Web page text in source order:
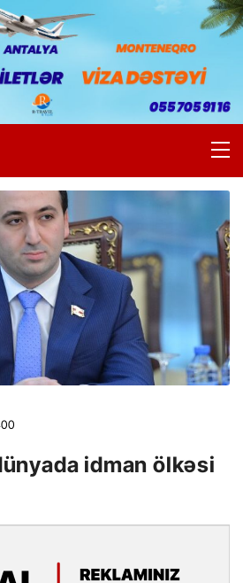
idman ölkəsi